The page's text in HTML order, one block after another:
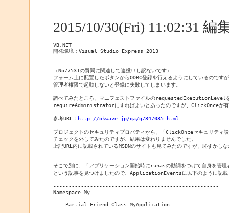
2015/10/30(Fri) 11:02:31 編
VB.NET
開発環境：Visual Studio Express 2013
（No77531の質問に関連して連投申し訳ないです）
フォーム上に配置したボタンからODBC登録を行えるようにしているのですが
管理者権限で起動しないと登録に失敗してしまいます。
調べてみたところ、マニフェストファイルのrequestedExecutionLevel
requireAdministratorにすればよいとあったのですが、ClickOnceが有
参考URL： http://okwave.jp/qa/q7347035.html
プロジェクトのセキュリティプロパティから、「ClickOnceセキュリティ
チェックを外してみたのですが、結果は変わりませんでした。
上記URL内に記載されているMSDNのサイトも見てみたのですが、恥ずかし
そこで別に、「アプリケーション開始時にrunasの動詞をつけて自身を管理
という記事を見つけましたので、ApplicationEventsに以下のように記載
------------------------------------------------------
Namespace My
    Partial Friend Class MyApplication